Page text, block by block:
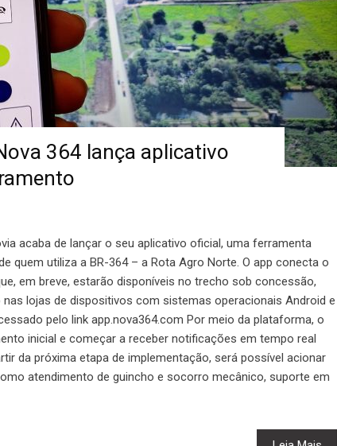
364 lança aplicativo
acaba de lançar o seu aplicativo oficial, uma ferramenta
quem utiliza a BR-364 – a Rota Agro Norte. O app conecta o
em breve, estarão disponíveis no trecho sob concessão,
lojas de dispositivos com sistemas operacionais Android e
pelo link app.nova364.com Por meio da plataforma, o
inicial e começar a receber notificações em tempo real
da próxima etapa de implementação, será possível acionar
atendimento de guincho e socorro mecânico, suporte em